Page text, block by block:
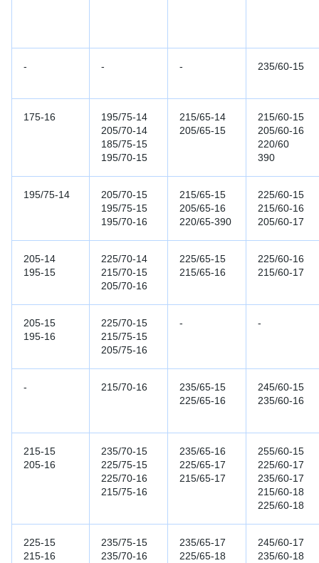
- - - 235/60-15
175-16
195/75-14
205/70-14
185/75-15
195/70-15
215/65-14
205/65-15
215/60-15
205/60-16
220/60
390
195/75-14
205/70-15
195/75-15
195/70-16
215/65-15
205/65-16
220/65-390
225/60-15
215/60-16
205/60-17
205-14
195-15
225/70-14
215/70-15
205/70-16
225/65-15
215/65-16
225/60-16
215/60-17
205-15
195-16
225/70-15
215/75-15
205/75-16
- -
- 215/70-16
235/65-15
225/65-16
245/60-15
235/60-16
215-15
205-16
235/70-15
225/75-15
225/70-16
215/75-16
235/65-16
225/65-17
215/65-17
255/60-15
225/60-17
235/60-17
215/60-18
225/60-18
225-15
215-16
235/75-15
235/70-16
235/65-17
225/65-18
245/60-17
235/60-18